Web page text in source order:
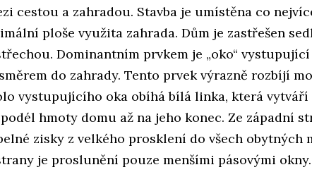
cestou a zahradou. Stavba je umístěna co
ploše využita zahrada. Dům je zastřešen
Dominantním prvkem je „oko“
do zahrady. Tento prvek výrazně rozbíjí
vystupujícího oka obíhá bílá linka, která vytváří
hmoty domu až na jeho konec. Ze západní
zisky z velkého prosklení do všech obytných
je proslunění pouze menšími pásovými